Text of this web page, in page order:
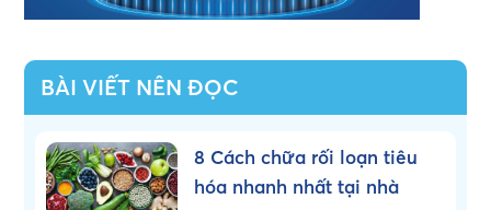
BÀI VIẾT NÊN ĐỌC
8 Cách chữa rối loạn tiêu
hóa nhanh nhất tại nhà